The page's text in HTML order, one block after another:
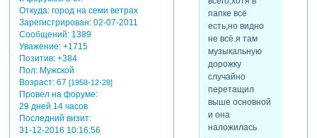
Откуда:город на семи ветрах
Зарегистрирован: 02-07-2011
Сообщений:1389
Уважение: +1715
Позитив: +384
Пол:Мужской
Возраст:67 [1958-12-28]
Провел на форуме:
29 дней 14 часов
Последний визит:
31-12-2016 10:16:56
папке всё
есть,но видно
не всё.я там
музыкальную
дорожку
случайно
перетащил
выше основной
и она
наложилась